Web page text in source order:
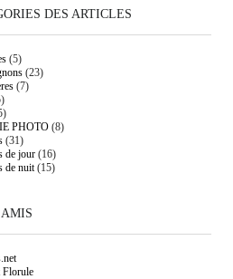
DES ARTICLES
(5)
(23)
(7)
PHOTO(8)
(31)
de jour(16)
de nuit(15)
Florule